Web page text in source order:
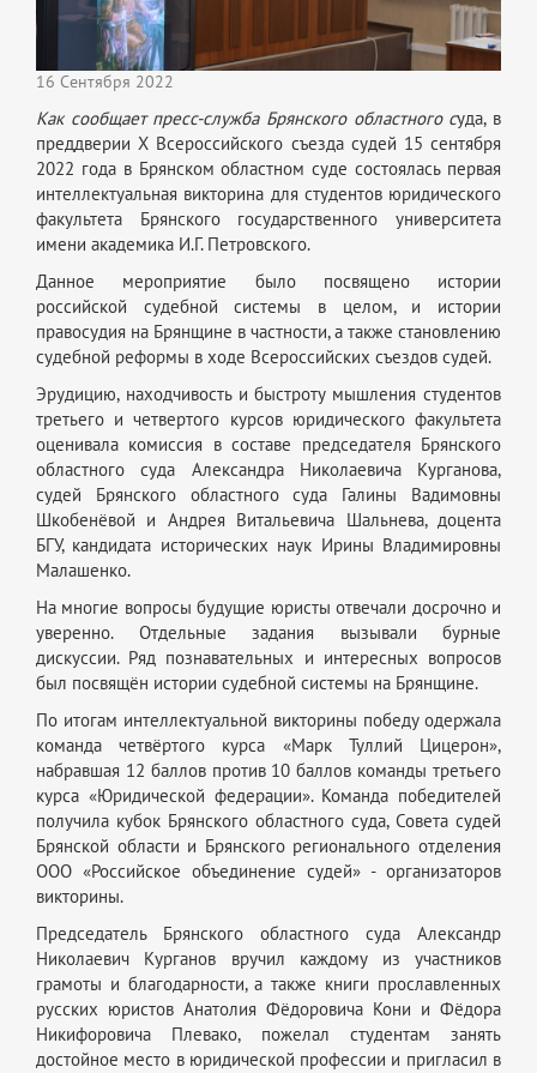
16 Сентября 2022
Как сообщает пресс-служба Брянского областного суда, в
преддверии Х Всероссийского съезда судей 15 сентября
2022 года в Брянском областном суде состоялась первая
интеллектуальная викторина для студентов юридического
факультета Брянского государственного университета
имени академика И.Г. Петровского.
Данное мероприятие было посвящено истории
российской судебной системы в целом, и истории
правосудия на Брянщине в частности, а также становлению
судебной реформы в ходе Всероссийских съездов судей.
Эрудицию, находчивость и быстроту мышления студентов
третьего и четвертого курсов юридического факультета
оценивала комиссия в составе председателя Брянского
областного суда Александра Николаевича Курганова,
судей Брянского областного суда Галины Вадимовны
Шкобенёвой и Андрея Витальевича Шальнева, доцента
БГУ, кандидата исторических наук Ирины Владимировны
Малашенко.
На многие вопросы будущие юристы отвечали досрочно и
уверенно. Отдельные задания вызывали бурные
дискуссии. Ряд познавательных и интересных вопросов
был посвящён истории судебной системы на Брянщине.
По итогам интеллектуальной викторины победу одержала
команда четвёртого курса «Марк Туллий Цицерон»,
набравшая 12 баллов против 10 баллов команды третьего
курса «Юридической федерации». Команда победителей
получила кубок Брянского областного суда, Совета судей
Брянской области и Брянского регионального отделения
ООО «Российское объединение судей» - организаторов
викторины.
Председатель Брянского областного суда Александр
Николаевич Курганов вручил каждому из участников
грамоты и благодарности, а также книги прославленных
русских юристов Анатолия Фёдоровича Кони и Фёдора
Никифоровича Плевако, пожелал студентам занять
достойное место в юридической профессии и пригласил в